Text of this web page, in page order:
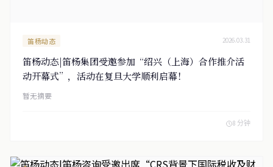
笛杨动态 2026.03.31
笛杨动态|笛杨集团受邀参加“绍兴（上海）合作推介活
动开幕式”，活动在复旦大学顺利启幕！
暂无摘要
8 分钟